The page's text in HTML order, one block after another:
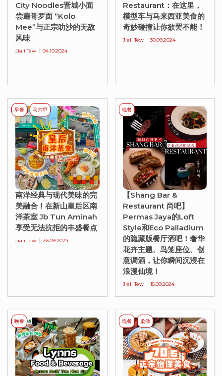
City Noodles晋城小面
尝遍哥罗面 “Kolo
Mee”与正宗叻沙的无敌
风味
Jiali Tew 04.10.2024
Restaurant：在这里，
模型车与马来西亚美食的
奇妙碰撞让你欲罢不能！
Jiali Tew 30.09.2024
南洋经典与现代美味的完
美融合！在新山皇后区南
洋茶室 Jb Tun Aminah
享受无法抗拒的丰盛餐点
Jiali Tew 26.09.2024
早餐 马六甲
【Shang Bar &
Restaurant 尚吧】
Permas Jaya的Loft
Style和Eco Palladium
的隐藏版餐厅酒吧！奢华
花卉主题、鸟笼座位、创
意调酒，让你瞬间沉浸在
浪漫仙境！
Jiali Tew 15.09.2024
晚餐
晚餐 晚餐 柔佛